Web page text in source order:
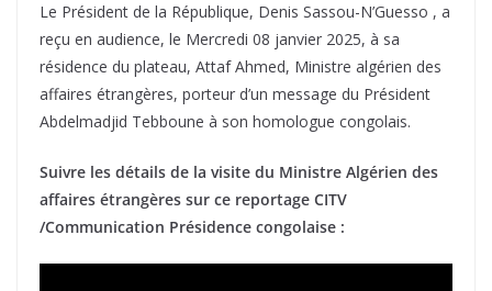
Le Président de la République, Denis Sassou-N’Guesso , a
reçu en audience, le Mercredi 08 janvier 2025, à sa
résidence du plateau, Attaf Ahmed, Ministre algérien des
affaires étrangères, porteur d’un message du Président
Abdelmadjid Tebboune à son homologue congolais.
Suivre les détails de la visite du Ministre Algérien des
affaires étrangères sur ce reportage CITV
/Communication Présidence congolaise :